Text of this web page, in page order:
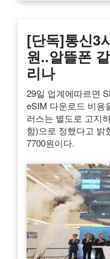
[단독]통신3
원..알뜰폰
리나
29일 업계에따르면
eSIM 다운로드 비용
러스는 별도로 고지
함)으로 정했다고 밝
7700원이다.